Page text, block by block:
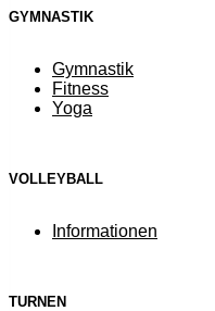
GYMNASTIK
Gymnastik
Fitness
Yoga
VOLLEYBALL
Informationen
TURNEN